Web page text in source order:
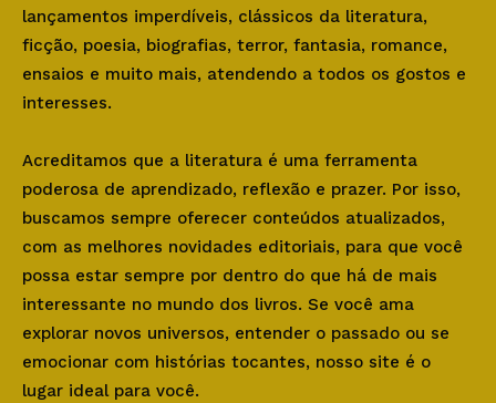
lançamentos imperdíveis, clássicos da literatura,
ficção, poesia, biografias, terror, fantasia, romance,
ensaios e muito mais, atendendo a todos os gostos e
interesses.
Acreditamos que a literatura é uma ferramenta
poderosa de aprendizado, reflexão e prazer. Por isso,
buscamos sempre oferecer conteúdos atualizados,
com as melhores novidades editoriais, para que você
possa estar sempre por dentro do que há de mais
interessante no mundo dos livros. Se você ama
explorar novos universos, entender o passado ou se
emocionar com histórias tocantes, nosso site é o
lugar ideal para você.